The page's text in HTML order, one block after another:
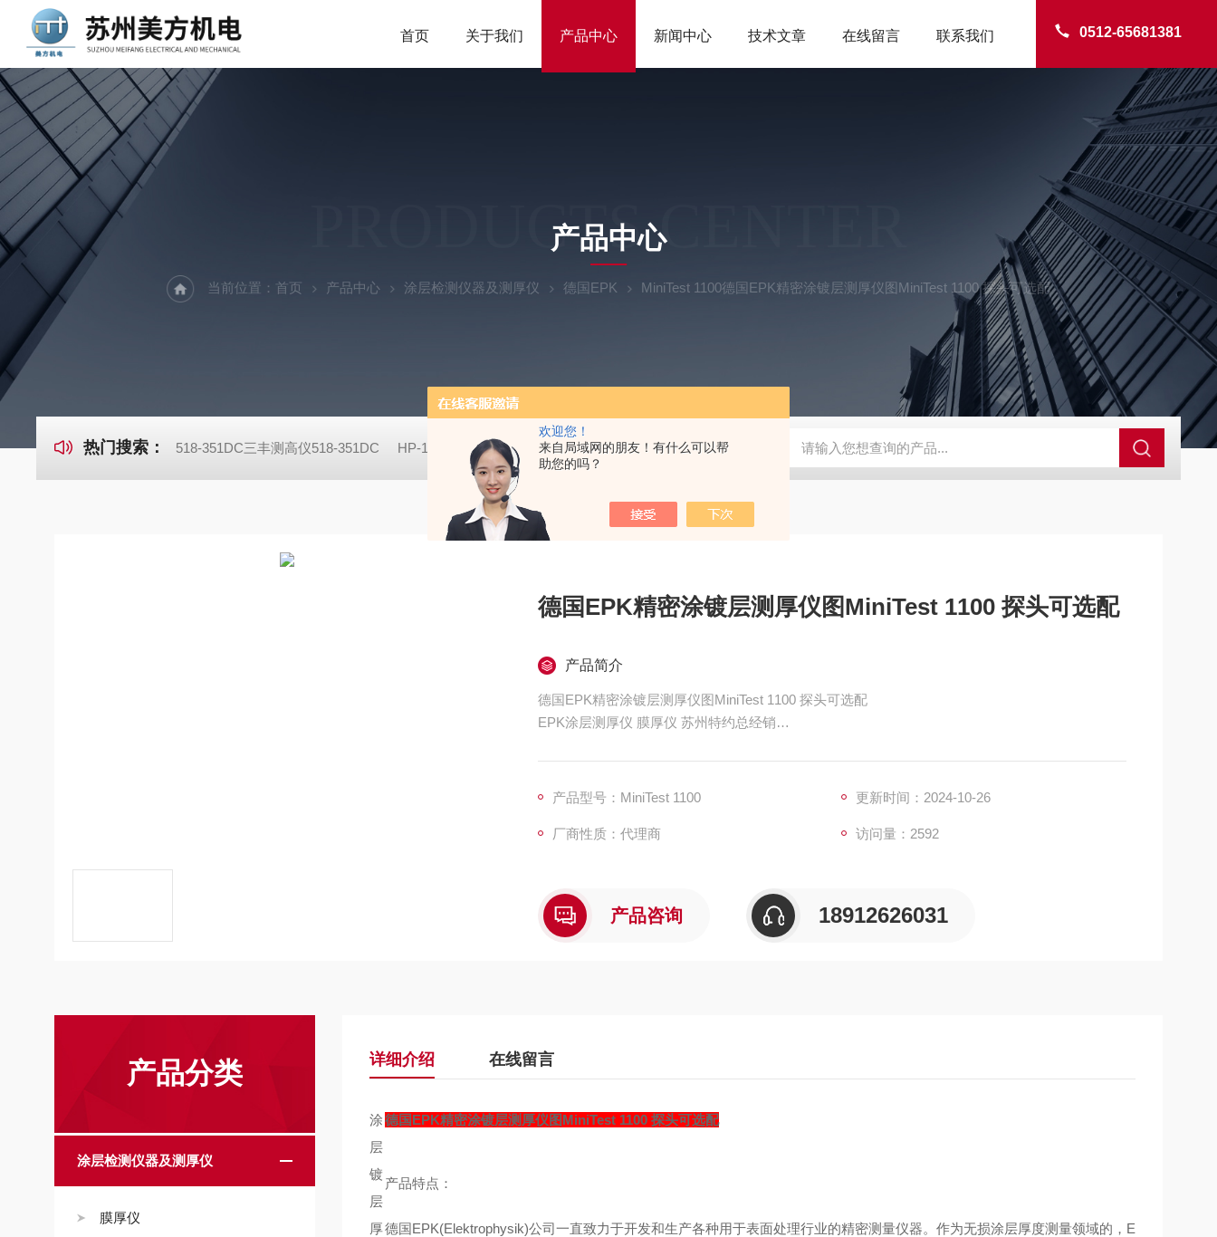
欢迎您！
来自局域网的朋友！有什么可以帮
助您的吗？
0512-65681381
首页 关于我们 产品中心 新闻中心 技术文章 在线留言 联系我们
PRODUCTS CENTER
产品中心
当前位置： 首页 产品中心 涂层检测仪器及测厚仪 德国EPK MiniTest 1100德国EPK精密涂镀层测厚仪图MiniTest 1100 探头可选配
热门搜索： 518-351DC三丰测高仪518-351DC HP-100HIOS苏州扭力测试仪HP-100 CM-700D维修美能达CM-700d色差仪操作说明 三丰电子数显高度规543-471B SJ-210三丰粗
德国EPK精密涂镀层测厚仪图MiniTest 1100 探头可选配
产品简介
德国EPK精密涂镀层测厚仪图MiniTest 1100 探头可选配
EPK涂层测厚仪 膜厚仪 苏州特约总经销
产品型号：MiniTest 1100 更新时间：2024-10-26
厂商性质：代理商 访问量：2592
产品咨询 18912626031
产品分类
涂层检测仪器及测厚仪
膜厚仪
详细介绍 在线留言
德国EPK精密涂镀层测厚仪图MiniTest 1100 探头可选配
产品特点：
德国EPK(Elektrophysik)公司一直致力于开发和生产各种用于表面处理行业的精密测量仪器。作为无损涂层厚度测量领域的，E
涂
层
镀
层
厚